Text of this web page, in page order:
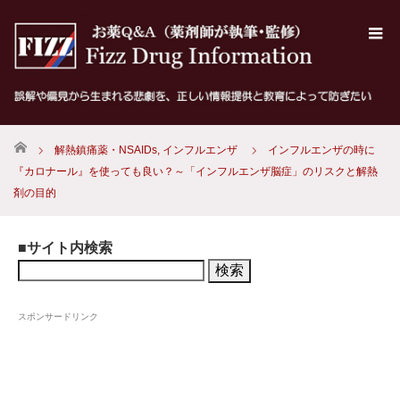
ホーム 解熱鎮痛薬・NSAIDs, インフルエンザ
インフルエンザの時に
『カロナール』を使っても良い？～「インフルエンザ脳症」のリスクと解熱
剤の目的
■サイト内検索
スポンサードリンク